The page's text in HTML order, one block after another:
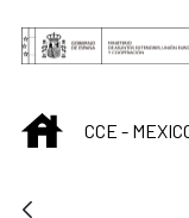
Saltar al
INICIO
CCE -